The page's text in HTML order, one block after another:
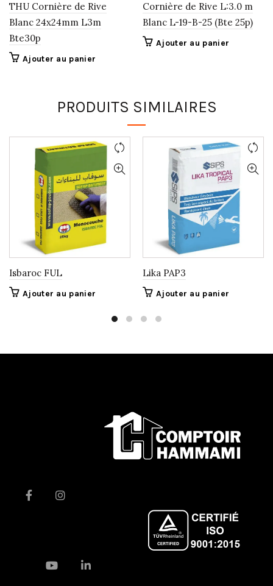
THU Cornière de Rive
Blanc 24x24mm L3m
Bte30p
Ajouter au panier
Cornière de Rive L:3.0 m
Blanc L-19-B-25 (Bte 25p)
Ajouter au panier
PRODUITS SIMILAIRES
Isbaroc FUL
Ajouter au panier
Lika PAP3
Ajouter au panier